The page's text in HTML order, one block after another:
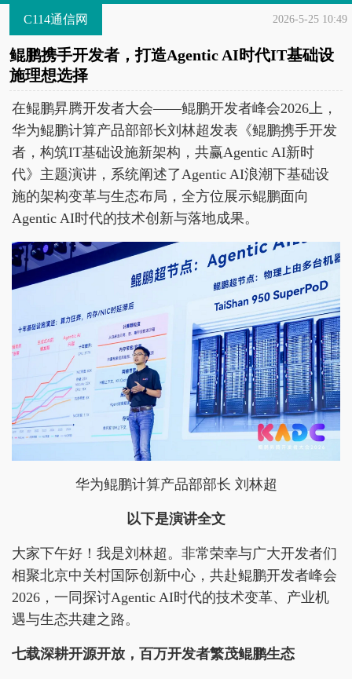
C114通信网 2026-5-25 10:49
鲲鹏携手开发者，打造Agentic AI时代IT基础设
施理想选择
在鲲鹏昇腾开发者大会——鲲鹏开发者峰会2026上，
华为鲲鹏计算产品部部长刘林超发表《鲲鹏携手开发
者，构筑IT基础设施新架构，共赢Agentic AI新时
代》主题演讲，系统阐述了Agentic AI浪潮下基础设
施的架构变革与生态布局，全方位展示鲲鹏面向
Agentic AI时代的技术创新与落地成果。
华为鲲鹏计算产品部部长 刘林超
以下是演讲全文
大家下午好！我是刘林超。非常荣幸与广大开发者们
相聚北京中关村国际创新中心，共赴鲲鹏开发者峰会
2026，一同探讨Agentic AI时代的技术变革、产业机
遇与生态共建之路。
七载深耕开源开放，百万开发者繁茂鲲鹏生态